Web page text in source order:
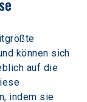
können sich
auf die
indem sie